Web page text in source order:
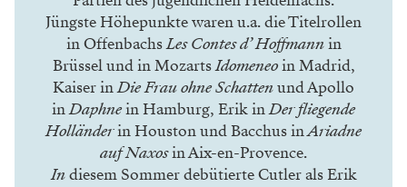
Jüngste Höhepunkte waren u.a. die Titelrollen
in OffenbachsLes Contes d’ Hoffmannin
Brüssel und in MozartsIdomeneoin Madrid,
Kaiser inDie Frau ohne Schattenund Apollo
inDaphnein Hamburg, Erik inDer fliegende
Holländerin Houston und Bacchus inAriadne
auf Naxosin Aix-en-Provence.
Indiesem Sommer debütierte Cutler als Erik